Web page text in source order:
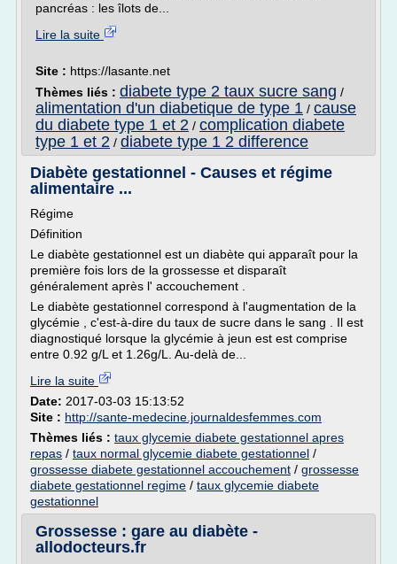
pancréas : les îlots de...
Lire la suite
Site : https://lasante.net
Thèmes liés : diabete type 2 taux sucre sang /
alimentation d'un diabetique de type 1 / cause
du diabete type 1 et 2 / complication diabete
type 1 et 2 / diabete type 1 2 difference
Diabète gestationnel - Causes et régime
alimentaire ...
Régime
Définition
Le diabète gestationnel est un diabète qui apparaît pour la
première fois lors de la grossesse et disparaît
généralement après l' accouchement .
Le diabète gestationnel correspond à l'augmentation de la
glycémie , c'est-à-dire du taux de sucre dans le sang . Il est
diagnostiqué lorsque la glycémie à jeun est est comprise
entre 0.92 g/L et 1.26g/L. Au-delà de...
Lire la suite
Date: 2017-03-03 15:13:52
Site : http://sante-medecine.journaldesfemmes.com
Thèmes liés : taux glycemie diabete gestationnel apres
repas / taux normal glycemie diabete gestationnel /
grossesse diabete gestationnel accouchement / grossesse
diabete gestationnel regime / taux glycemie diabete
gestationnel
Grossesse : gare au diabète -
allodocteurs.fr